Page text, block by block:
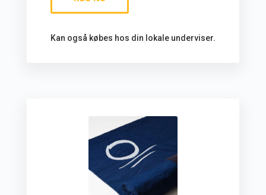
Kan også købes hos din lokale underviser.